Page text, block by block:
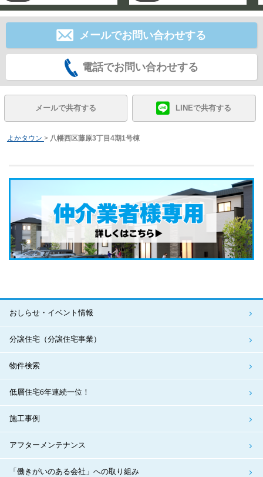
メールでお問い合わせする
電話でお問い合わせする
メールで共有する LINEで共有する
よかタウン > 八幡西区藤原3丁目4期1号棟
おしらせ・イベント情報
分譲住宅（分譲住宅事業）
物件検索
低層住宅6年連続一位！
施工事例
アフターメンテナンス
「働きがいのある会社」への取り組み